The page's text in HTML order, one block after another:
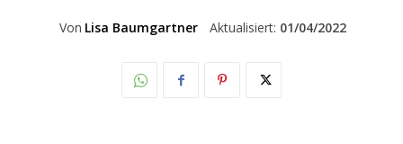
Von Lisa Baumgartner Aktualisiert: 01/04/2022